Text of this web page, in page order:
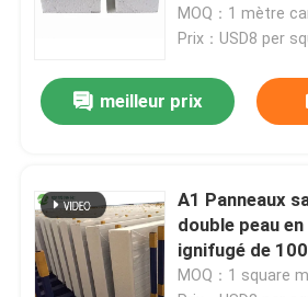
Rockwool de
"sandwich"
MOQ：1 mètre
Prix：USD8 per
meilleur prix
A1 Panneaux
double peau
ignifugé de
MOQ：1 square